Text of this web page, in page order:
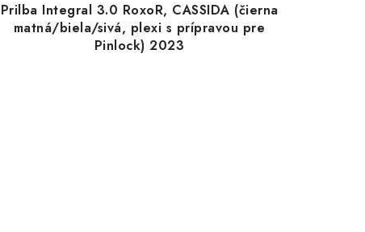
Prilba Integral 3.0 RoxoR, CASSIDA (čierna
matná/biela/sivá, plexi s prípravou pre
Pinlock) 2023